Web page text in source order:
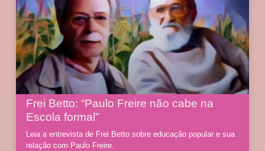
Frei Betto: “Paulo Freire não cabe na
Escola formal”
Leia a entrevista de Frei Betto sobre educação popular e sua
relação com Paulo Freire.